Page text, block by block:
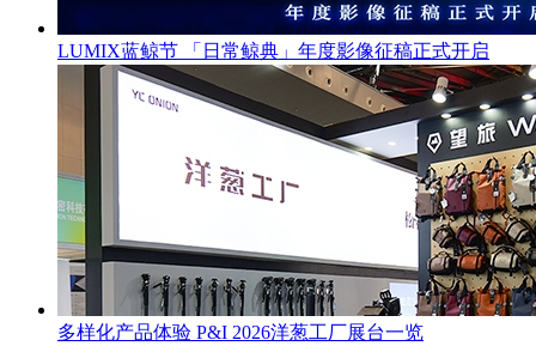
LUMIX蓝鲸节 「日常鲸典」年度影像征稿正式开启
多样化产品体验 P&I 2026洋葱工厂展台一览